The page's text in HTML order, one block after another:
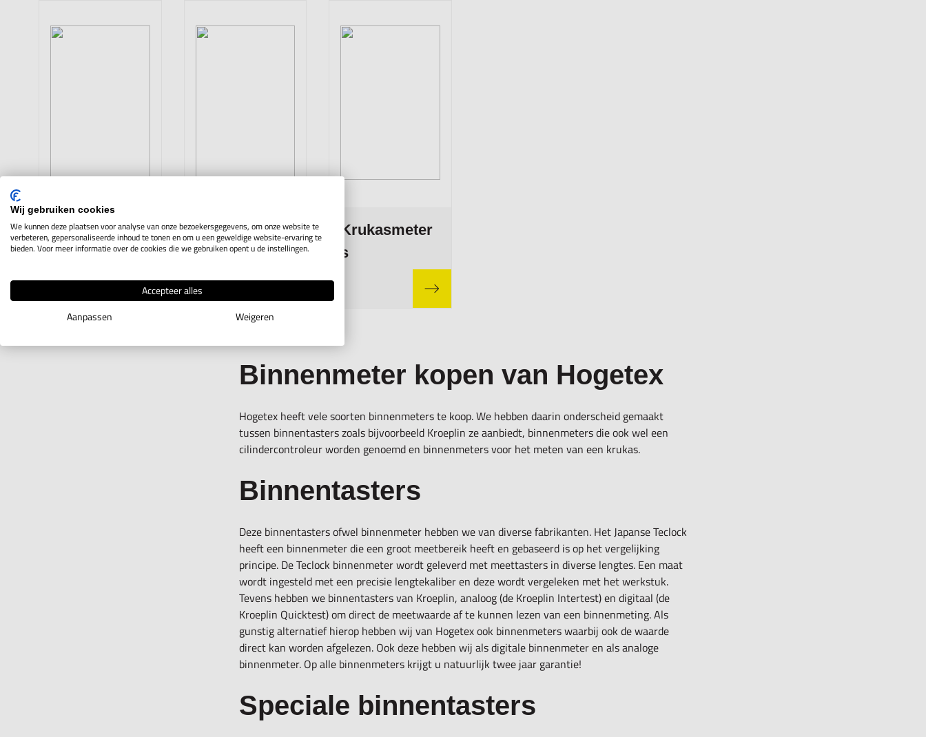
Binnentasters
Cilinder
controleurs
Krukasmeter
s
Binnenmeter kopen van Hogetex
Hogetex heeft vele soorten binnenmeters te koop. We hebben daarin onderscheid gemaakt
tussen binnentasters zoals bijvoorbeeld Kroeplin ze aanbiedt, binnenmeters die ook wel een
cilindercontroleur worden genoemd en binnenmeters voor het meten van een krukas.
Binnentasters
Deze binnentasters ofwel binnenmeter hebben we van diverse fabrikanten. Het Japanse Teclock
heeft een binnenmeter die een groot meetbereik heeft en gebaseerd is op het vergelijking
principe. De Teclock binnenmeter wordt geleverd met meettasters in diverse lengtes. Een maat
wordt ingesteld met een precisie lengtekaliber en deze wordt vergeleken met het werkstuk.
Tevens hebben we binnentastersvan Kroeplin, analoog (de Kroeplin Intertest) en digitaal (de
Kroeplin Quicktest) om direct de meetwaarde af te kunnen lezen van een binnenmeting. Als
gunstig alternatief hierop hebben wij van Hogetex ook binnenmeters waarbij ook de waarde
direct kan worden afgelezen. Ook deze hebben wij als digitale binnenmeter en als analoge
binnenmeter. Op alle binnenmeters krijgt u natuurlijk twee jaar garantie!
Speciale binnentasters
Wij gebruiken cookies
We kunnen deze plaatsen voor analyse van onze bezoekersgegevens, om onze website te
verbeteren, gepersonaliseerde inhoud te tonen en om u een geweldige website-ervaring te
bieden. Voor meer informatie over de cookies die we gebruiken opent u de instellingen.
Accepteer alles
Aanpassen
Weigeren